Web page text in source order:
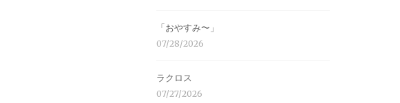
「おやすみ〜」
07/28/2026
ラクロス
07/27/2026